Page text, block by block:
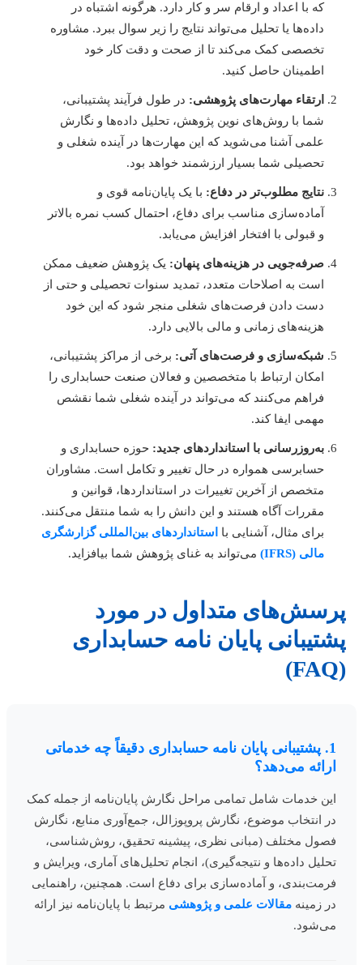
که با اعداد و ارقام سر و کار دارد. هرگونه اشتباه در
داده‌ها یا تحلیل می‌تواند نتایج را زیر سوال ببرد. مشاوره
تخصصی کمک می‌کند تا از صحت و دقت کار خود
اطمینان حاصل کنید.
ارتقاء مهارت‌های پژوهشی:در طول فرآیند پشتیبانی،
شما با روش‌های نوین پژوهش، تحلیل داده‌ها و نگارش
علمی آشنا می‌شوید که این مهارت‌ها در آینده شغلی و
تحصیلی شما بسیار ارزشمند خواهد بود.
نتایج مطلوب‌تر در دفاع:با یک پایان‌نامه قوی و
آماده‌سازی مناسب برای دفاع، احتمال کسب نمره بالاتر
و قبولی با افتخار افزایش می‌یابد.
صرفه‌جویی در هزینه‌های پنهان:یک پژوهش ضعیف ممکن
است به اصلاحات متعدد، تمدید سنوات تحصیلی و حتی از
دست دادن فرصت‌های شغلی منجر شود که این خود
هزینه‌های زمانی و مالی بالایی دارد.
شبکه‌سازی و فرصت‌های آتی:برخی از مراکز پشتیبانی،
امکان ارتباط با متخصصین و فعالان صنعت حسابداری را
فراهم می‌کنند که می‌تواند در آینده شغلی شما نقشص
مهمی ایفا کند.
به‌روزرسانی با استانداردهای جدید:حوزه حسابداری و
حسابرسی همواره در حال تغییر و تکامل است. مشاوران
متخصص از آخرین تغییرات در استانداردها، قوانین و
مقررات آگاه هستند و این دانش را به شما منتقل می‌کنند.
برای مثال، آشنایی بااستانداردهای بین‌المللی گزارشگری
مالی (IFRS)
می‌تواند به غنای پژوهش شما بیافزاید.
متداول در مورد
پایان نامه حسابداری
1. پشتیبانی پایان نامه حسابداری دقیقاً چه خدماتی
ارائه می‌دهد؟
این خدمات شامل تمامی مراحل نگارش پایان‌نامه از جمله کمک
در انتخاب موضوع، نگارش پروپوزالل، جمع‌آوری منابع، نگارش
فصول مختلف (مبانی نظری، پیشینه تحقیق، روش‌شناسی،
تحلیل داده‌ها و نتیجه‌گیری)، انجام تحلیل‌های آماری، ویرایش و
فرمت‌بندی، و آماده‌سازی برای دفاع است. همچنین، راهنمایی
در زمینه مقالات علمی و پژوهشیمرتبط با پایان‌نامه نیز ارائه
می‌شود.